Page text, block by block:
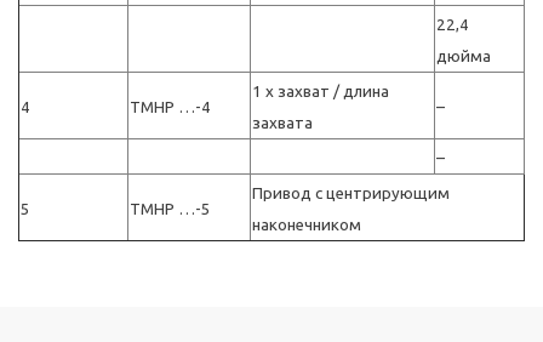
22,4
дюйма
4 TMHP …-4
1 x захват / длина
захвата
–
–
5 TMHP …-5
Привод с центрирующим
наконечником